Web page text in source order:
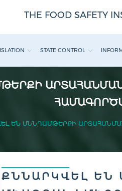
THE FOOD SAFETY
STATE CONTROL
ԵՆ ՍՆՆԴԱՄԹԵՐՔԻ
ՔՆՆԱՐԿՎԵԼ ԵՆ